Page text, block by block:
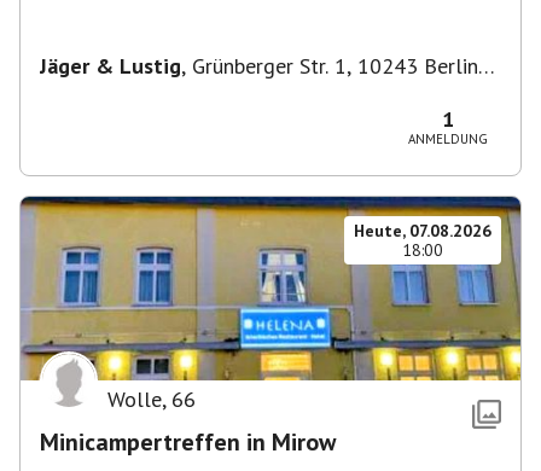
Jäger & Lustig, Grünberger Str. 1, 10243 Berlin-
1
ANMELDUNG
Heute, 07.08.2026
18:00
Wolle, 66
Minicampertreffen in Mirow